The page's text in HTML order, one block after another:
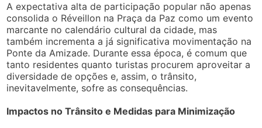
A expectativa alta de participação popular não apenas
consolida o Réveillon na Praça da Paz como um evento
marcante no calendário cultural da cidade, mas
também incrementa a já significativa movimentação na
Ponte da Amizade. Durante essa época, é comum que
tanto residentes quanto turistas procurem aproveitar a
diversidade de opções e, assim, o trânsito,
inevitavelmente, sofre as consequências.
Impactos no Trânsito e Medidas para Minimização